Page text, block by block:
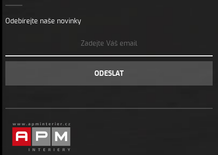
Odebírejte naše novinky
ODESLAT